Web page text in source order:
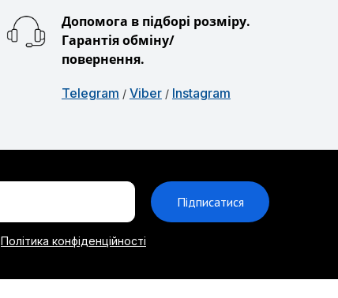
Допомога в підборі розміру.
Гарантія обміну/
повернення.
Telegram / Viber / Instagram
Підписатися
Політика конфіденційності